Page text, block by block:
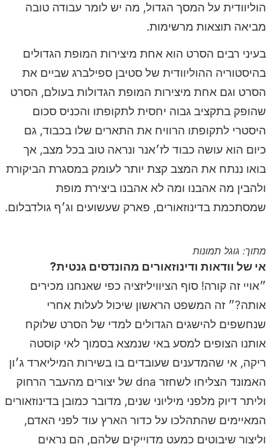
הוליוודית על המסך הגדול, מה יש לומר עבודה טובה
מביאה תוצאות מרשימות.
בעיני רבים הסרט הוא אחת מיצירות המופת הגדולים
בהיסטוריה ההוליוודית של סטיבן ספילברג שביים את
הסרט וגם אחת מיצירות המופת הגדולות בעולם, הסרט
שהופק בתקציב גבוה יחסית לתקופתו והכניס סכום
היסטרי לתקופתו הרוויח את התארים שלו בכבוד, גם
כיום הוא עושה כבוד לז׳אנר ונראה טוב בכל מצב, אך
בואו ננתח את המצב קצת יותר לעומק במסגרת הביקורת
ולהבין מה אהבנו ומה לא אהבנו ביצירת מופת
שמסתכמת בדינוזאורים, פארק שעשועים וג׳ף גולדבלום.
מתוך: גוגל תמונות
אי של וודאות ודינוזאורים מהונדסים גנטית?
״אויי זה קורה! סוף הציוויליזציה כפי שאנחנו מכירים
אותה?״ זה המשפט הראשון שיכול לעלות אחרי
שנחשפים להישגים הגדולים למדי של הסרט שלוקח
אותנו הצופים למסע באי שנמצא בסמוך לאי קוסטה
ריקה, אי שהמדענים שעובדים בו בשירות המיליארד ג׳ון
האמונד הצליחו לשחזר dna של יצורים מהעבר הרחוק
וליתר דיוק מלפני מיליוני שנים, מדובר כמובן בדינוזאורים
המאיימים שהתהלכו על כדור הארץ עוד לפני האדם,
וליצור שיבוטים כמעט מדוייקים שלהם, הם נראים